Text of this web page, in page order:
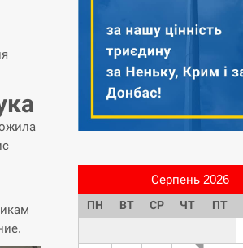
Серпень 2026
ПН ВТ СР ЧТ ПТ